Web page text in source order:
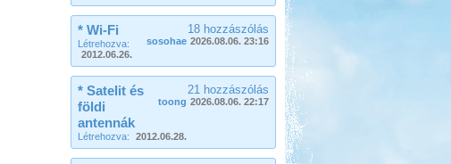
18 hozzászólás
sosohae 2026.08.06. 23:16
* Wi-Fi
Létrehozva:
2012.06.26.
21 hozzászólás
toong 2026.08.06. 22:17
* Satelit és
földi
antennák
Létrehozva: 2012.06.28.